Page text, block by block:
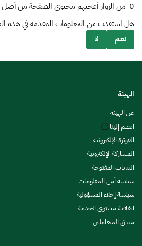
0 من الزوار أعجبهم محتوى الصفحة من أصل
هل استفدت من المعلومات المقدمة في هذه
نعم
لا
الهيئة
عن الهيئة
انضم إلينا
الفوترة الإلكترونية
المشاركة الإلكترونية
البيانات المفتوحة
سياسة أمن المعلومات
سياسة إخلاء المسؤولية
اتفاقية مستوى الخدمة
ميثاق المتعاملين